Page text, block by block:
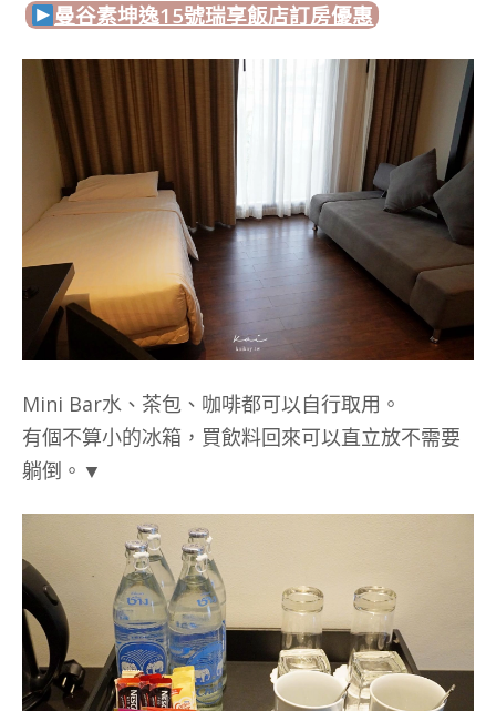
曼谷素坤逸15號瑞享飯店訂房優惠
Mini Bar水、茶包、咖啡都可以自行取用。
有個不算小的冰箱，買飲料回來可以直立放不需要
躺倒。▼